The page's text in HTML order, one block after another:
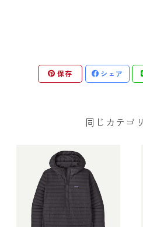
保存 シェア
同じカテゴ